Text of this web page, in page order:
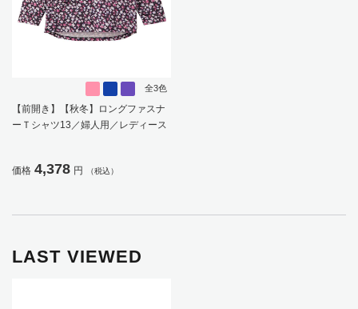
全3色
【前開き】【秋冬】ロングファスナ
ーＴシャツ13／婦人用／レディース
入欄付／ギフト／プレゼント【CF】
価格 4,378 円 （税込）
LAST VIEWED